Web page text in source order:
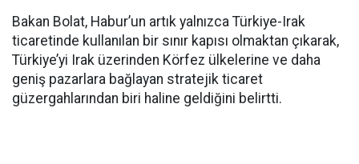
Bakan Bolat, Habur’un artık yalnızca Türkiye-Irak
ticaretinde kullanılan bir sınır kapısı olmaktan çıkarak,
Türkiye’yi Irak üzerinden Körfez ülkelerine ve daha
geniş pazarlara bağlayan stratejik ticaret
güzergahlarından biri haline geldiğini belirtti.